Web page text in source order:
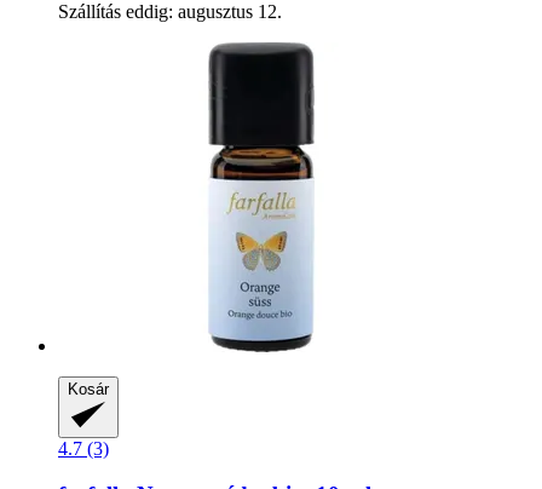
Szállítás eddig: augusztus 12.
Kosár
4.7 (3)